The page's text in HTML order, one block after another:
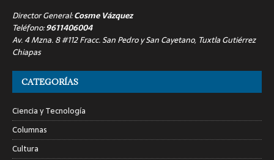
Director General:Cosme Vázquez
Teléfono:9611406004
Av. 4 Mzna. 8 #112 Fracc. San Pedro y San Cayetano, Tuxtla Gutiérrez
Chiapas
CATEGORÍAS
Ciencia y Tecnología
Columnas
Cultura